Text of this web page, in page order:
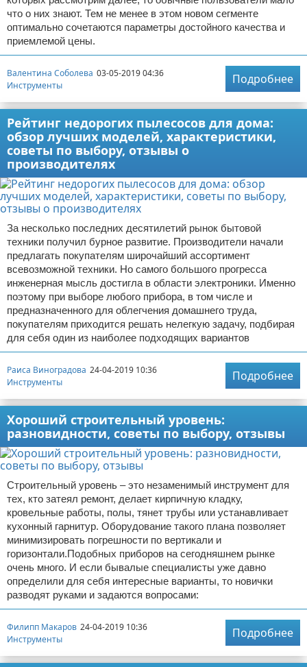
что о них знают. Тем не менее в этом новом сегменте
оптимально сочетаются параметры достойного качества и
приемлемой цены.
Валентина Соболева 03-05-2019 04:36
Инструменты
Подробнее
Рейтинг недорогих пылесосов для дома:
обзор лучших моделей, характеристики,
советы по выбору, отзывы о
производителях
За несколько последних десятилетий рынок бытовой
техники получил бурное развитие. Производители начали
предлагать покупателям широчайший ассортимент
всевозможной техники. Но самого большого прогресса
инженерная мысль достигла в области электроники. Именно
поэтому при выборе любого прибора, в том числе и
предназначенного для облегчения домашнего труда,
покупателям приходится решать нелегкую задачу, подбирая
для себя один из наиболее подходящих вариантов
Раиса Виноградова 24-04-2019 10:36
Инструменты
Подробнее
Хороший строительный уровень:
разновидности, советы по выбору, отзывы
Строительный уровень – это незаменимый инструмент для
тех, кто затеял ремонт, делает кирпичную кладку,
кровельные работы, полы, тянет трубы или устанавливает
кухонный гарнитур. Оборудование такого плана позволяет
минимизировать погрешности по вертикали и
горизонтали.Подобных приборов на сегодняшнем рынке
очень много. И если бывалые специалисты уже давно
определили для себя интересные варианты, то новички
разводят руками и задаются вопросами:
Филипп Макаров 24-04-2019 10:36
Инструменты
Подробнее